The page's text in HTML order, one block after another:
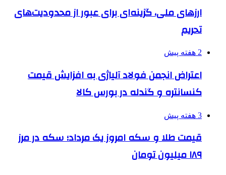
ارزهای ملی، گزینه‌ای برای عبور از محدودیت‌های
تحریم
2 هفته پیش
اعتراض انجمن فولاد آلیاژی به افزایش قیمت
کنسانتره و گندله در بورس کالا
3 هفته پیش
قیمت طلا و سکه امروز یک مرداد؛ سکه در مرز
۱۸۹ میلیون تومان